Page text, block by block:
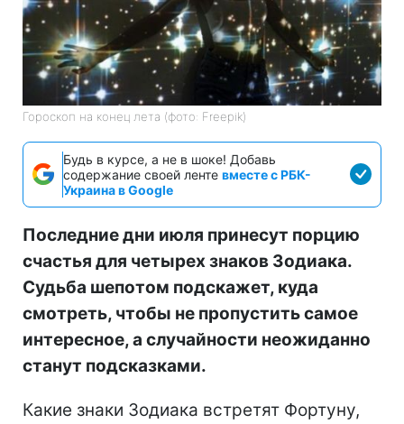
Гороскоп на конец лета (фото: Freepik)
Будь в курсе, а не в шоке! Добавь
содержание своей ленте вместе с РБК-
Украина в Google
Последние дни июля принесут порцию
счастья для четырех знаков Зодиака.
Судьба шепотом подскажет, куда
смотреть, чтобы не пропустить самое
интересное, а случайности неожиданно
станут подсказками.
Какие знаки Зодиака встретят Фортуну,